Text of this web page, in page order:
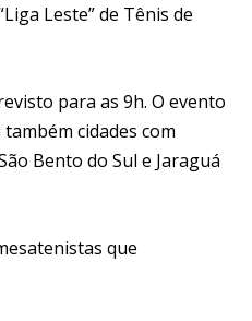
Leste” de Tênis de
para as 9h. O evento
cidades com
Bento do Sul e Jaraguá
que